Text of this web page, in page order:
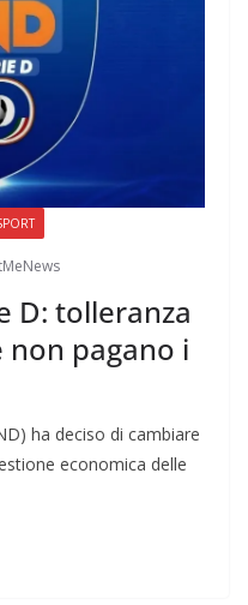
D: tolleranza
non pagano i
ha deciso di cambiare
economica delle